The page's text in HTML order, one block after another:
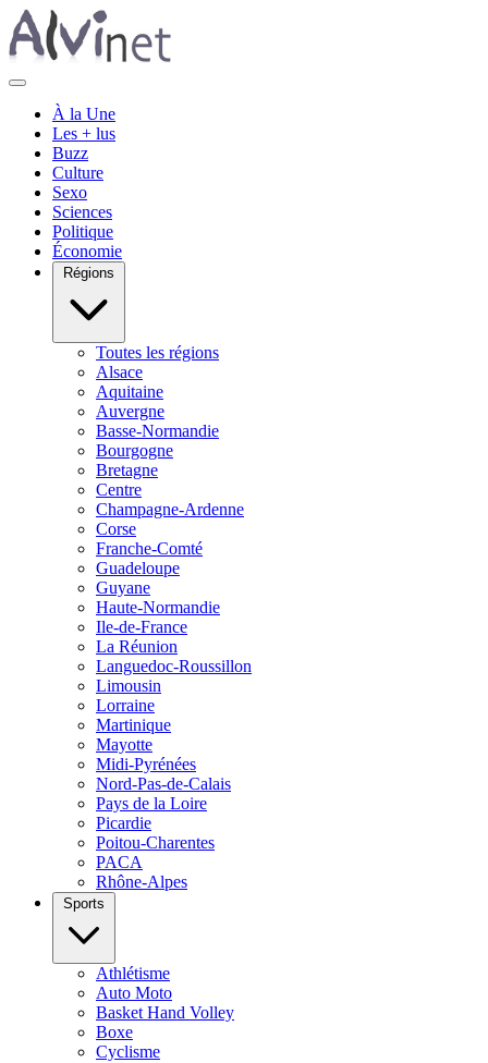
À la Une
Les + lus
Buzz
Culture
Sexo
Sciences
Politique
Économie
Régions
Toutes les régions
Alsace
Aquitaine
Auvergne
Basse-Normandie
Bourgogne
Bretagne
Centre
Champagne-Ardenne
Corse
Franche-Comté
Guadeloupe
Guyane
Haute-Normandie
Ile-de-France
La Réunion
Languedoc-Roussillon
Limousin
Lorraine
Martinique
Mayotte
Midi-Pyrénées
Nord-Pas-de-Calais
Pays de la Loire
Picardie
Poitou-Charentes
PACA
Rhône-Alpes
Sports
Athlétisme
Auto Moto
Basket Hand Volley
Boxe
Cyclisme